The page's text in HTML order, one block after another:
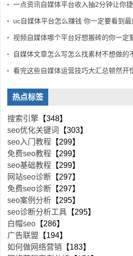
一点资讯自媒体平台收入抽2分钟让你
uc自媒体平台怎么赚钱 你一定要看到最
视频自媒体哪个平台好想搬砖的你一定
自媒体文章怎么写怎么找素材不想做的
看完这些自媒体运营技巧大汇总顿然开
热点标签
搜索引擎 【348】
seo优化关键词
【303】
seo入门教程 【299】
免费seo教程 【299】
seo基础教程 【299】
网站seo诊断 【297】
免费seo诊断 【297】
seo案例分析 【295】
seo诊断分析工具 【295】
白帽seo 【286】
广告联盟 【194】
如何做网络营销 【183】